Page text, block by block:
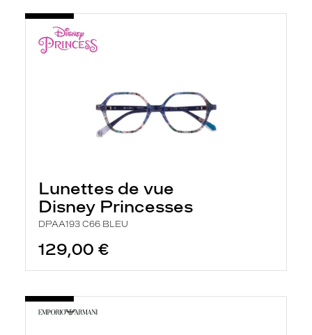
Lunettes de vue
Disney Princesses
DPAA193 C66 BLEU
129,00 €